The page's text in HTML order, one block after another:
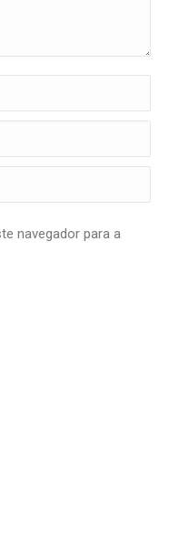
navegador para a